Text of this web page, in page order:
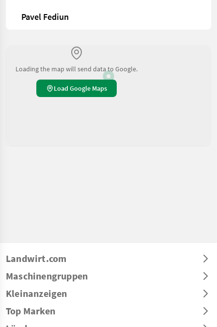
Pavel Fediun
Loading the map will send data to Google.
Load Google Maps
Landwirt.com
Maschinengruppen
Kleinanzeigen
Top Marken